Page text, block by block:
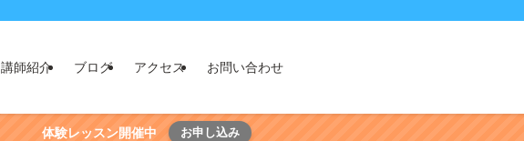
講師紹介 ブログ アクセス お問い合わせ
体験レッスン開催中 お申し込み